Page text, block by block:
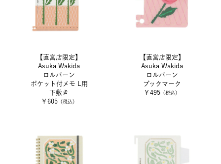
【直営店限定】
Asuka Wakida
ロルバーン
ポケット付メモ L用
下敷き
￥605（税込）
【直営店限定】
Asuka Wakida
ロルバーン
ブックマーク
￥495 （税込）